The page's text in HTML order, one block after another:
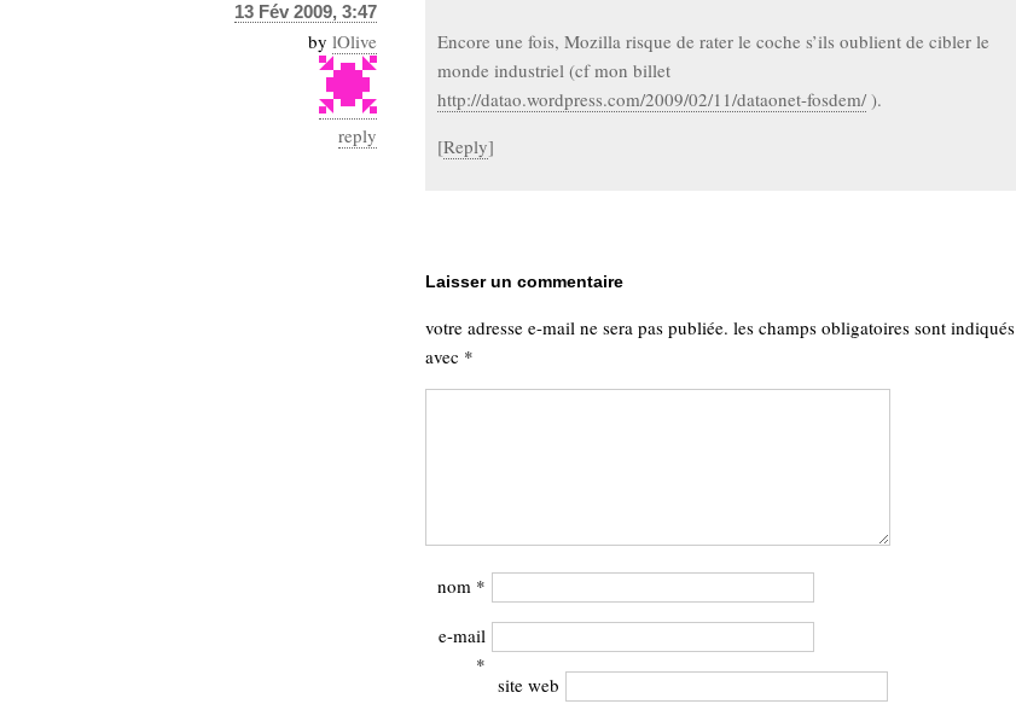
13 Fév 2009, 3:47
by lOlive
reply
Encore une fois, Mozilla risque de rater le coche s’ils oublient de cibler le
monde industriel (cf mon billet
http://datao.wordpress.com/2009/02/11/dataonet-fosdem/ ).
[Reply]
Laisser un commentaire
votre adresse e-mail ne sera pas publiée. les champs obligatoires sont indiqués
avec *
nom *
e-mail
*
site web
support_numérique
système_d'information
technologies
relationnelles travail
Web-